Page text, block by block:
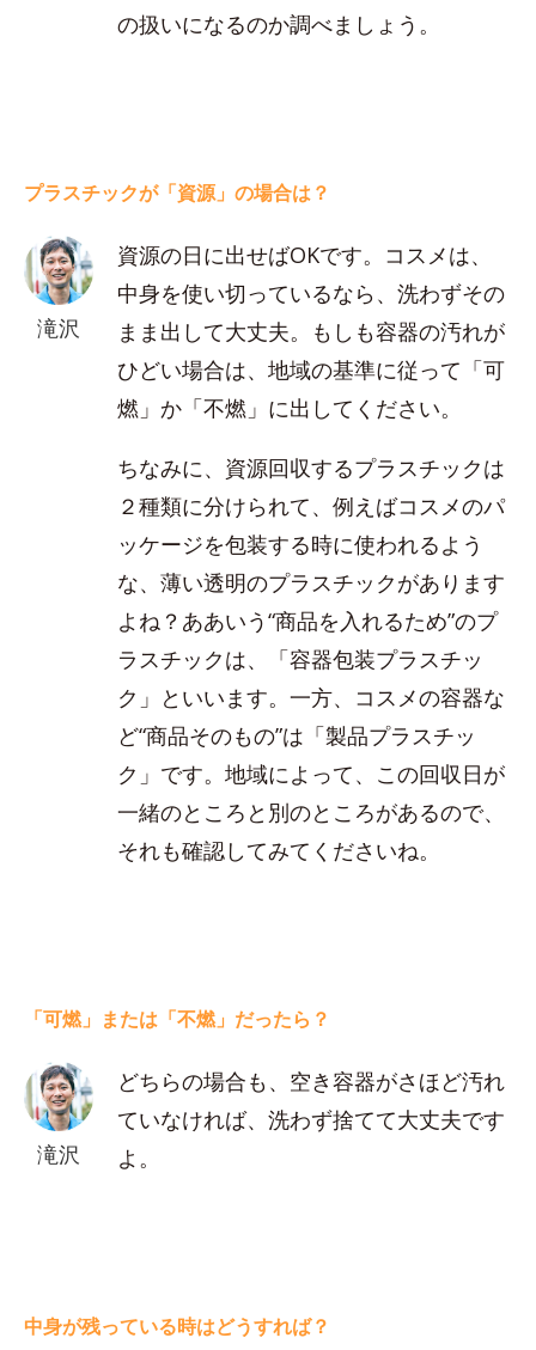
の扱いになるのか調べましょう。
プラスチックが「資源」の場合は？
滝沢
資源の日に出せばOKです。コスメは、
中身を使い切っているなら、洗わずその
まま出して大丈夫。もしも容器の汚れが
ひどい場合は、地域の基準に従って「可
燃」か「不燃」に出してください。
ちなみに、資源回収するプラスチックは
２種類に分けられて、例えばコスメのパ
ッケージを包装する時に使われるよう
な、薄い透明のプラスチックがあります
よね？ああいう“商品を入れるため”のプ
ラスチックは、「容器包装プラスチッ
ク」といいます。一方、コスメの容器な
ど“商品そのもの”は「製品プラスチッ
ク」です。地域によって、この回収日が
一緒のところと別のところがあるので、
それも確認してみてくださいね。
「可燃」または「不燃」だったら？
滝沢
どちらの場合も、空き容器がさほど汚れ
ていなければ、洗わず捨てて大丈夫です
よ。
中身が残っている時はどうすれば？